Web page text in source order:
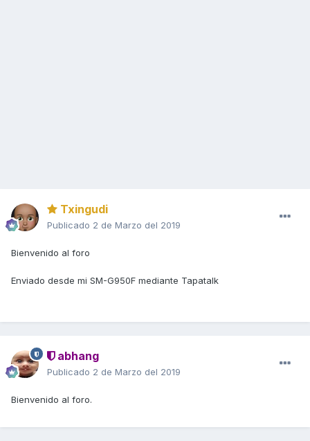
Txingudi
Publicado 2 de Marzo del 2019
Bienvenido al foro
Enviado desde mi SM-G950F mediante Tapatalk
abhang
Publicado 2 de Marzo del 2019
Bienvenido al foro.